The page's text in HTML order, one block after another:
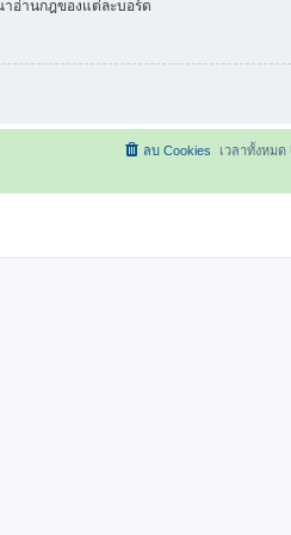
าอ่านกฎของแต่ละบอร์ด
เวลาทั้งหมด
ลบ Cookies